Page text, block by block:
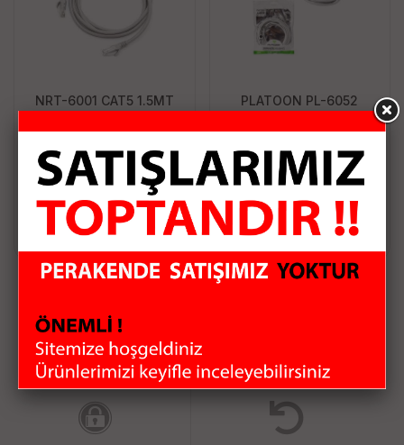
NRT-6001 CAT5 1.5MT
26.26 TL
Sepete Ekle
PLATOON PL-6052
ETHERNET PATCH CAT5
POŞETLİ KABLO 5M
47.75 TL
Sepete Ekle
HIZLI KARGO KAMPANYALI ÜRÜNLER